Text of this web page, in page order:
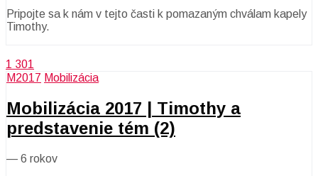
Pripojte sa k nám v tejto časti k pomazaným chválam kapely
Timothy.
1 301
M2017 Mobilizácia
Mobilizácia 2017 | Timothy a
predstavenie tém (2)
— 6 rokov